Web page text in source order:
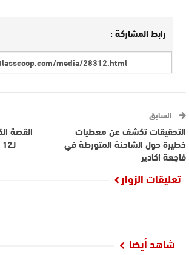
رابط المشاركة :
السابق
التحقيقات تكشف عن معطيات
خطيرة حول الشاحنة المتورطة في
فاجعة اكادير
القصة
تعليقات الزوار
شاهد أيضا